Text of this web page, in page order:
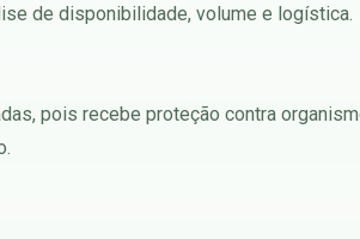
de disponibilidade, volume e logística.
pois recebe proteção contra